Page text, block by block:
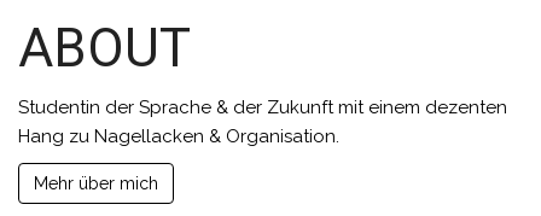
ABOUT
Studentin der Sprache & der Zukunft mit einem dezenten
Hang zu Nagellacken & Organisation.
Mehr über mich